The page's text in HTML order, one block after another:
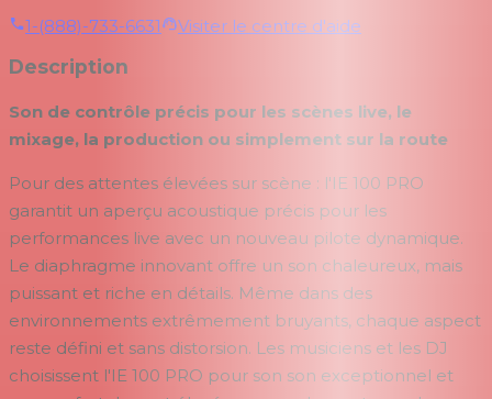
1-(888)-733-6631
Visiter le centre d'aide
Description
Son de contrôle précis pour les scènes live, le
mixage, la production ou simplement sur la route
Pour des attentes élevées sur scène : l'IE 100 PRO
garantit un aperçu acoustique précis pour les
performances live avec un nouveau pilote dynamique.
Le diaphragme innovant offre un son chaleureux, mais
puissant et riche en détails. Même dans des
environnements extrêmement bruyants, chaque aspect
reste défini et sans distorsion. Les musiciens et les DJ
choisissent l'IE 100 PRO pour son son exceptionnel et